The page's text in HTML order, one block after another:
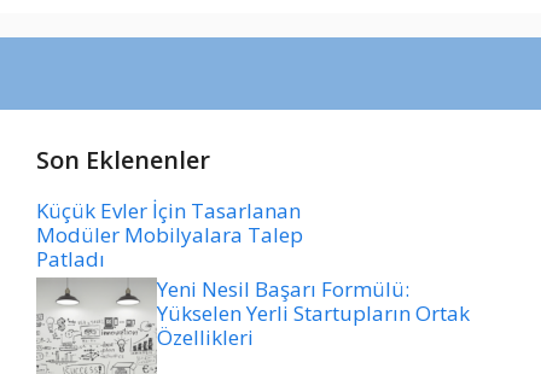
Son Eklenenler
Küçük Evler İçin Tasarlanan
Modüler Mobilyalara Talep
Patladı
Yeni Nesil Başarı Formülü:
Yükselen Yerli Startupların Ortak
Özellikleri